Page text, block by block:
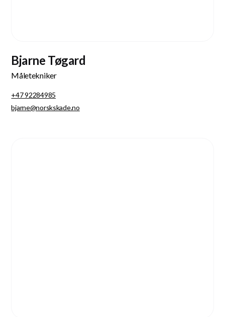
Bjarne Tøgard
Måletekniker
+47 92284985
bjarne@norskskade.no